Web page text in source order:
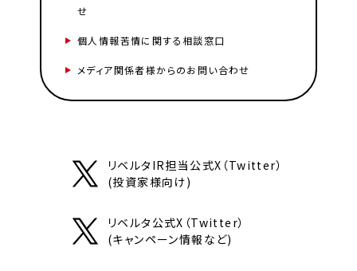
せ
個人情報苦情に関する相談窓口
メディア関係者様からのお問い合わせ
リベルタIR担当公式X（Twitter）
(投資家様向け)
リベルタ公式X（Twitter）
(キャンペーン情報など)